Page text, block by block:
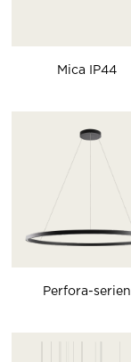
Mica IP44
Perfora-serien